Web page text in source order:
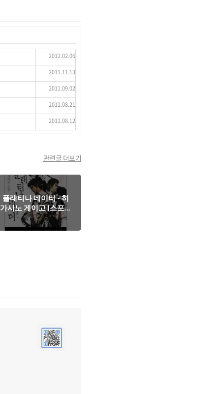
2012.02.06
2011.11.13
2011.09.02
2011.08.21
2011.08.12
관련글 더보기
플래티나 데이터 - 히
가시노 게이고 (스포주
의)